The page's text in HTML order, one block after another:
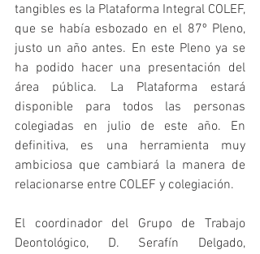
tangibles es la Plataforma Integral COLEF,
que se había esbozado en el 87º Pleno,
justo un año antes. En este Pleno ya se
ha podido hacer una presentación del
área pública. La Plataforma estará
disponible para todos las personas
colegiadas en julio de este año. En
definitiva, es una herramienta muy
ambiciosa que cambiará la manera de
relacionarse entre COLEF y colegiación.
El coordinador del Grupo de Trabajo
Deontológico, D. Serafín Delgado,